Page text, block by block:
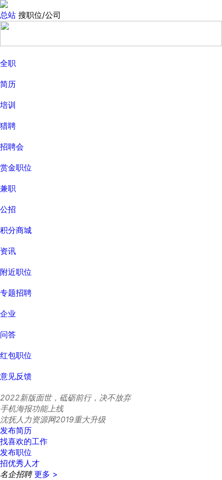
总站 搜职位/公司
全职
简历
培训
猎聘
招聘会
赏金职位
兼职
公招
积分商城
资讯
附近职位
专题招聘
企业
问答
红包职位
意见反馈
2022新版面世，砥砺前行，决不放弃
手机海报功能上线
沈抚人力资源网2019重大升级
发布简历
找喜欢的工作
发布职位
招优秀人才
名企招聘 更多 >